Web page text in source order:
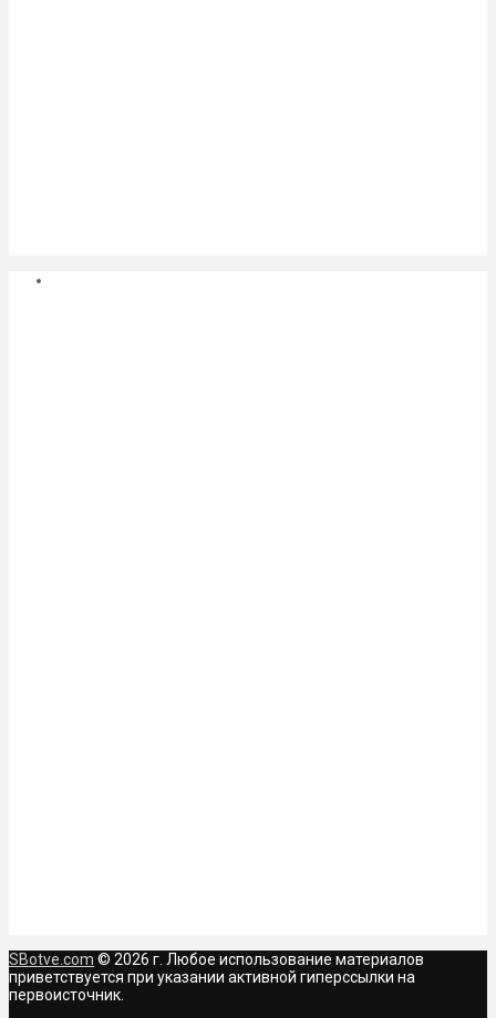
SBotve.com © 2026 г. Любое использование материалов
приветствуется при указании активной гиперссылки на
первоисточник.